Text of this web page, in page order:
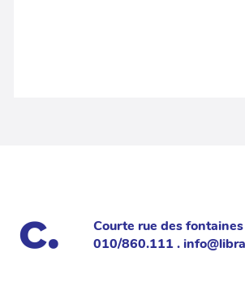
Courte rue des
010/860.111 .